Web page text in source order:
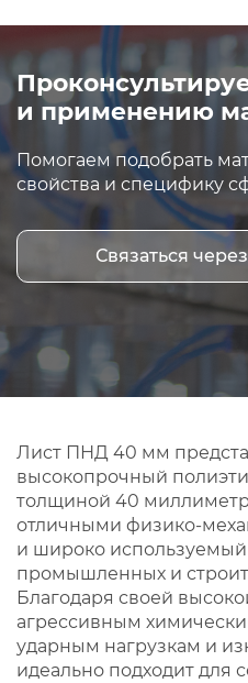
и применению
Помогаем подобрать
свойства и специфику
Связаться
Лист ПНД 40 мм
высокопрочный
толщиной 40
отличными физико-
и широко
промышленных и
Благодаря своей
агрессивным
ударным нагрузкам и
идеально подходит для